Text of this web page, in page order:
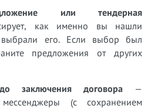
или тендерная
как именно вы нашли
выбрали его. Если выбор был
предложения от других
заключения договора —
(с сохранением